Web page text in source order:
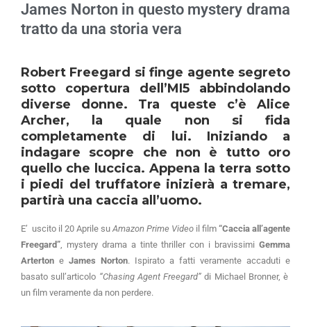
James Norton in questo mystery drama
tratto da una storia vera
Robert Freegard si finge agente segreto
sotto copertura dell’MI5 abbindolando
diverse donne. Tra queste c’è Alice
Archer, la quale non si fida
completamente di lui. Iniziando a
indagare scopre che non è tutto oro
quello che luccica. Appena la terra sotto
i piedi del truffatore inizierà a tremare,
partirà una caccia all’uomo.
E’ uscito il 20 Aprile suAmazon Prime Video il film “Caccia all’agente
Freegard”, mystery drama a tinte thriller con i bravissimi Gemma
Arterton e James Norton. Ispirato a fatti veramente accaduti e
basato sull’articolo “Chasing Agent Freegard” di Michael Bronner, è
un film veramente da non perdere.